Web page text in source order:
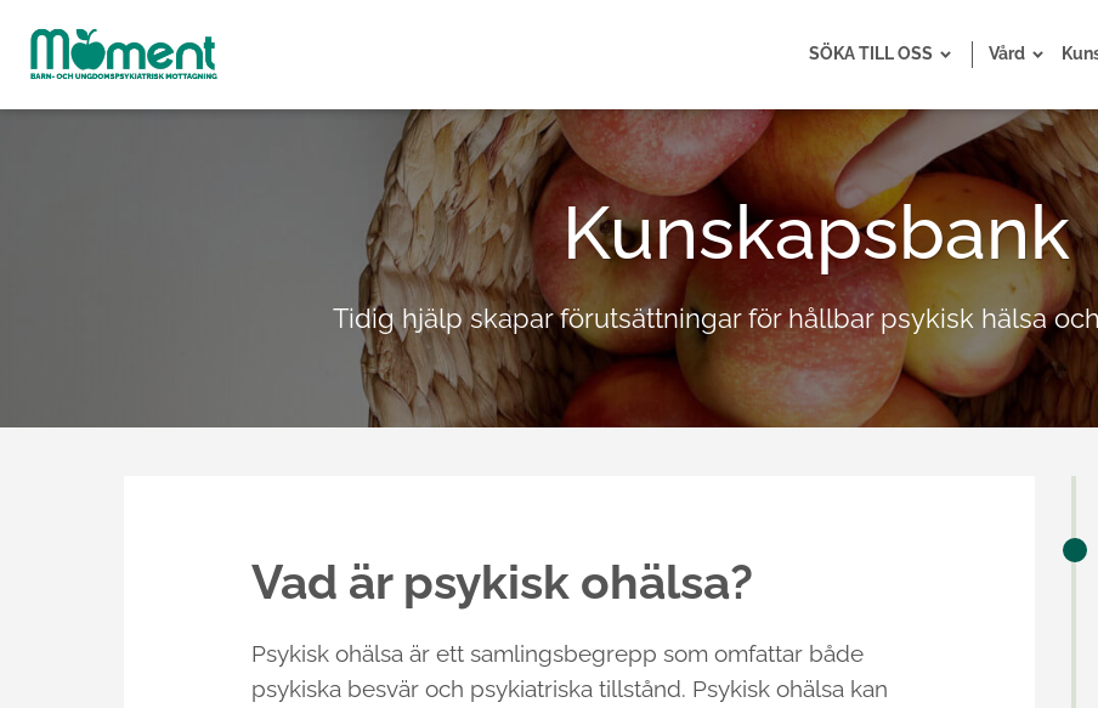
SÖKA TILL OSS Vård
Kunskapsbank
Tidig hjälp skapar förutsättningar för hållbar psykisk hälsa
Vad är psykisk ohälsa?
Psykisk ohälsa är ett samlingsbegrepp som omfattar både
psykiska besvär och psykiatriska tillstånd. Psykisk ohälsa kan